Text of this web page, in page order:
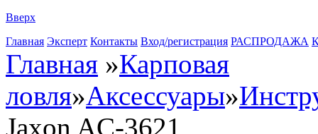
Вверх
Главная Эксперт Контакты Вход/регистрация РАСПРОДАЖА
Главная »Карповая
ловля»Аксессуары»
Jaxon AC-3621